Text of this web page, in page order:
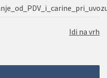
Idi na vrh